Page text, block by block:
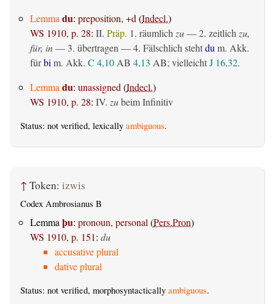
Lemma du: preposition, +d (Indecl.)
WS 1910, p. 28: II. Präp. 1. räumlich zu— 2. zeitlich zu,
für, in— 3. übertragen — 4. Fälschlich stehtdu m. Akk.
fürbi m. Akk. C 4,10 AB 4,13 AB; vielleichtJ 16,32.
Lemma du: unassigned (Indecl.)
WS 1910, p. 28: IV. zubeim Infinitiv
Status: not verified, lexically ambiguous.
↑ Token: izwis
Codex Ambrosianus B
Lemma þu: pronoun, personal (Pers.Pron)
WS 1910, p. 151: du
accusative plural
dative plural
Status: not verified, morphosyntactically ambiguous.